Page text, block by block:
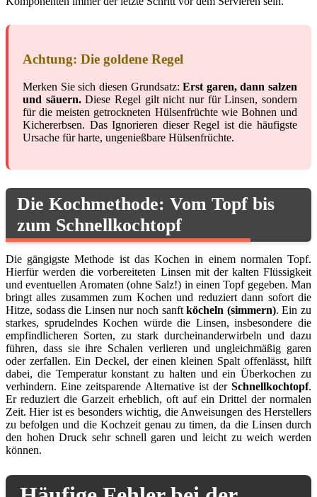
Achtung: Die goldene Regel
Merken Sie sich diesen Grundsatz:Erst garen, dann salzen
und säuern.Diese Regel gilt nicht nur für Linsen, sondern
für die meisten getrockneten Hülsenfrüchte wie Bohnen und
Kichererbsen. Das Ignorieren dieser Regel ist die häufigste
Ursache für harte, ungenießbare Hülsenfrüchte.
Die Kochmethode: Vom Topf bis
zum Schnellkochtopf
Die gängigste Methode ist das Kochen in einem normalen Topf.
Hierfür werden die vorbereiteten Linsen mit der kalten Flüssigkeit
und eventuellen Aromaten (ohne Salz!) in einen Topf gegeben. Man
bringt alles zusammen zum Kochen und reduziert dann sofort die
Hitze, sodass die Linsen nur noch sanftköcheln (simmern). Ein zu
starkes, sprudelndes Kochen würde die Linsen, insbesondere die
empfindlicheren Sorten, zu stark durcheinanderwirbeln und dazu
führen, dass sie ihre Schalen verlieren und ungleichmäßig garen
oder zerfallen. Ein Deckel, der einen kleinen Spalt offenlässt, hilft
dabei, die Temperatur konstant zu halten und ein Überkochen zu
verhindern. Eine zeitsparende Alternative ist der Schnellkochtopf.
Er reduziert die Garzeit erheblich, oft auf ein Drittel der normalen
Zeit. Hier ist es besonders wichtig, die Anweisungen des Herstellers
zu befolgen und die Kochzeit genau zu timen, da die Linsen durch
den hohen Druck sehr schnell garen und leicht zu weich werden
können.